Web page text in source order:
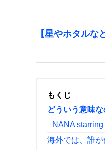
【星やホタル
もくじ
どういう意味な
NANA
海外では、誰が